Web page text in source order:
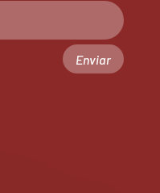
Enviar